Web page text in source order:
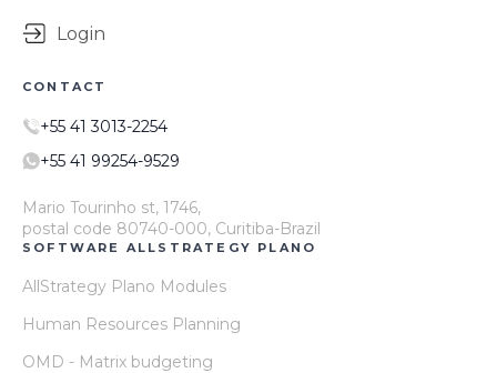
Login
CONTACT
+55 41 3013-2254
+55 41 99254-9529
Mario Tourinho st, 1746,
postal code 80740-000, Curitiba-Brazil
SOFTWARE ALLSTRATEGY PLANO
AllStrategy Plano Modules
Human Resources Planning
OMD - Matrix budgeting